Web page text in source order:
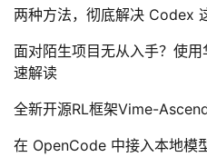
两种方法，彻底解决 Codex
面对陌生项目无从入手？使
速解读
全新开源RL框架Vime-
在 OpenCode 中接入本地模